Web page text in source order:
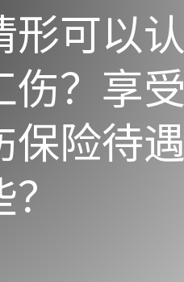
形可以认
伤？享受
保险待遇